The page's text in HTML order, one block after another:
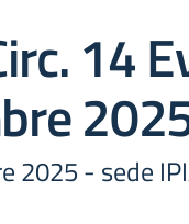
14
2025 - sede